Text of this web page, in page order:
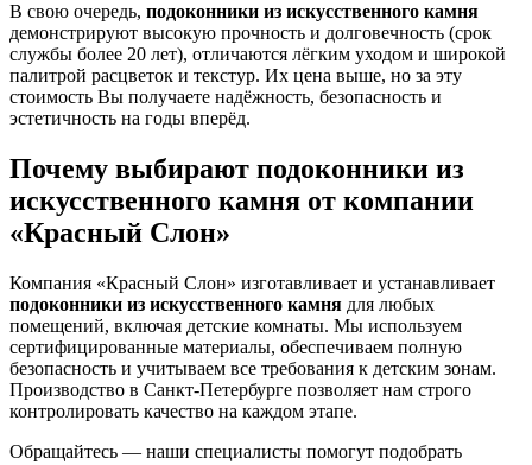
В свою очередь, подоконники из искусственного камня
демонстрируют высокую прочность и долговечность (срок
службы более 20 лет), отличаются лёгким уходом и широкой
палитрой расцветок и текстур. Их цена выше, но за эту
стоимость Вы получаете надёжность, безопасность и
эстетичность на годы вперёд.
Почему выбирают подоконники из
искусственного камня от компании
«Красный Слон»
Компания «Красный Слон» изготавливает и устанавливает
подоконники из искусственного камня для любых
помещений, включая детские комнаты. Мы используем
сертифицированные материалы, обеспечиваем полную
безопасность и учитываем все требования к детским зонам.
Производство в Санкт-Петербурге позволяет нам строго
контролировать качество на каждом этапе.
Обращайтесь — наши специалисты помогут подобрать